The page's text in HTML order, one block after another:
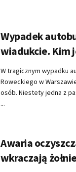
Wypadek
wiadukcie. Kim
W tragicznym wypadku
Roweckiego w
osób. Niestety jedna z
...
Awaria
wkraczają